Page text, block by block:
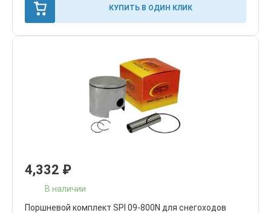
КУПИТЬ В ОДИН КЛИК
4,332 ₽
В наличии
Поршневой комплект SPI 09-800N для снегоходов